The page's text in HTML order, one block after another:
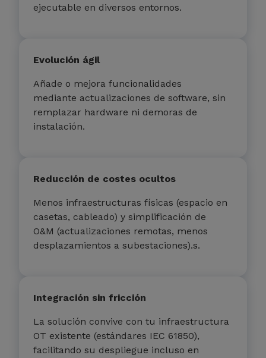
ejecutable en diversos entornos.
Evolución ágil
Añade o mejora funcionalidades
mediante actualizaciones de software, sin
remplazar hardware ni demoras de
instalación.
Reducción de costes ocultos
Menos infraestructuras físicas (espacio en
casetas, cableado) y simplificación de
O&M (actualizaciones remotas, menos
desplazamientos a subestaciones).s.
Integración sin fricción
La solución convive con tu infraestructura
OT existente (estándares IEC 61850),
facilitando su despliegue incluso en